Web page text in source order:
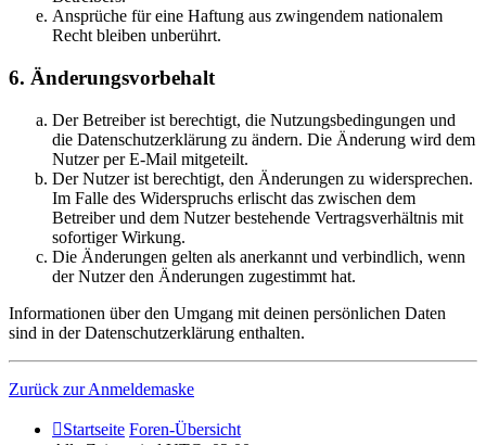
Ansprüche für eine Haftung aus zwingendem nationalem
Recht bleiben unberührt.
6. Änderungsvorbehalt
Der Betreiber ist berechtigt, die Nutzungsbedingungen und
die Datenschutzerklärung zu ändern. Die Änderung wird dem
Nutzer per E-Mail mitgeteilt.
Der Nutzer ist berechtigt, den Änderungen zu widersprechen.
Im Falle des Widerspruchs erlischt das zwischen dem
Betreiber und dem Nutzer bestehende Vertragsverhältnis mit
sofortiger Wirkung.
Die Änderungen gelten als anerkannt und verbindlich, wenn
der Nutzer den Änderungen zugestimmt hat.
Informationen über den Umgang mit deinen persönlichen Daten
sind in der Datenschutzerklärung enthalten.
Zurück zur Anmeldemaske
Startseite Foren-Übersicht